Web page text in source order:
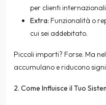
per clienti
Extra: Funzionalità o
cui sei addebitato.
Piccoli importi? Forse. Ma
accumulano e riducono
2. Come Influisce il Tuo